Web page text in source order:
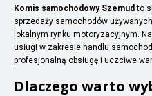
Komis samochodowy Szemud to
sprzedaży samochodów
lokalnym rynku motoryzacyjnym.
usługi w zakresie handlu
profesjonalną obsługę i uczciwe
Dlaczego warto